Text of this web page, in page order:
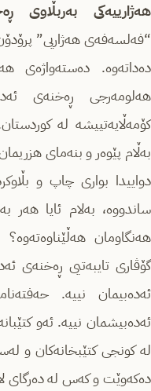
هەژارییەکی بەربڵاوی
“فەلسەفەی هەژاریی”
دەداتەوە. دەستەواژەی
هەلومەرجی ڕەخنەی
کۆمەڵایەتییشە لە
بەڵام پێوەر و بنەمای
دواییدا بواری چاپ و
ساندووە، بەلام ئایا هەر
هەنگاومان
گۆڤاری تایبەتیی ڕەخنەی
ئەدەبیمان نییە.
ئەدەبیشمان نییە. ئەو
لە کونجی کتێبخانەکان و
دەکەوێت و کەس لە دەرگای